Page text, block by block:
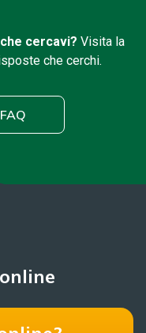
cercavi? Visita la
che cerchi.